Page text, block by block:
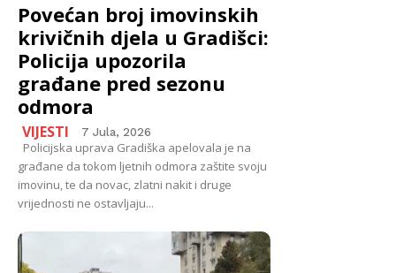
Povećan broj imovinskih
krivičnih djela u Gradišci:
Policija upozorila
građane pred sezonu
odmora
VIJESTI 7 Jula, 2026
Policijska uprava Gradiška apelovala je na
građane da tokom ljetnih odmora zaštite svoju
imovinu, te da novac, zlatni nakit i druge
vrijednosti ne ostavljaju...